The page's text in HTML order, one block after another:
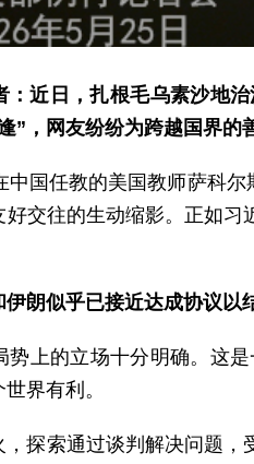
：近日，扎根毛乌素沙地
”，网友纷纷为跨越国界
中国任教的美国教师萨科
交往的生动缩影。正如
朗似乎已接近达成协议
势上的立场十分明确。这
界有利。
探索通过谈判解决问题